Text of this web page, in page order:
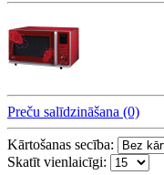
Preču salīdzināšana (0)
Kārtošanas secība:
Skatīt vienlaicīgi: